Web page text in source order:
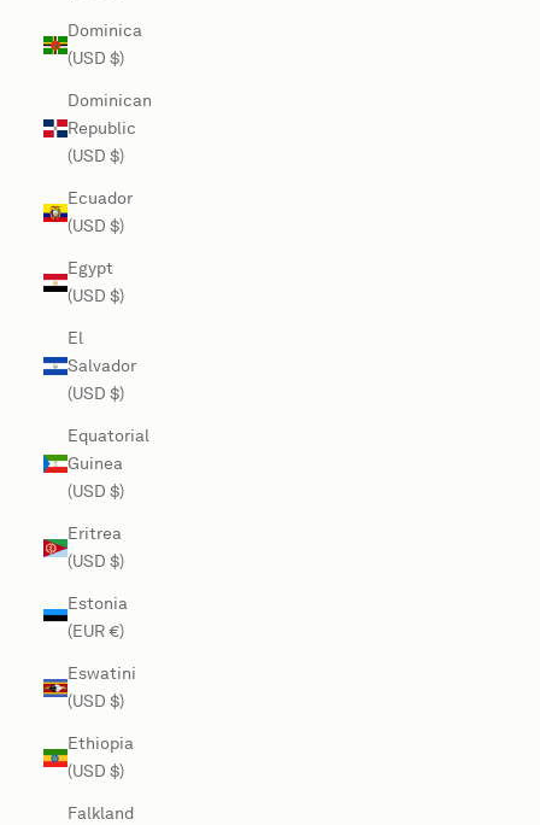
Dominica
(USD $)
Dominican
Republic
(USD $)
Ecuador
(USD $)
Egypt
(USD $)
El
Salvador
(USD $)
Equatorial
Guinea
(USD $)
Eritrea
(USD $)
Estonia
(EUR €)
Eswatini
(USD $)
Ethiopia
(USD $)
Falkland